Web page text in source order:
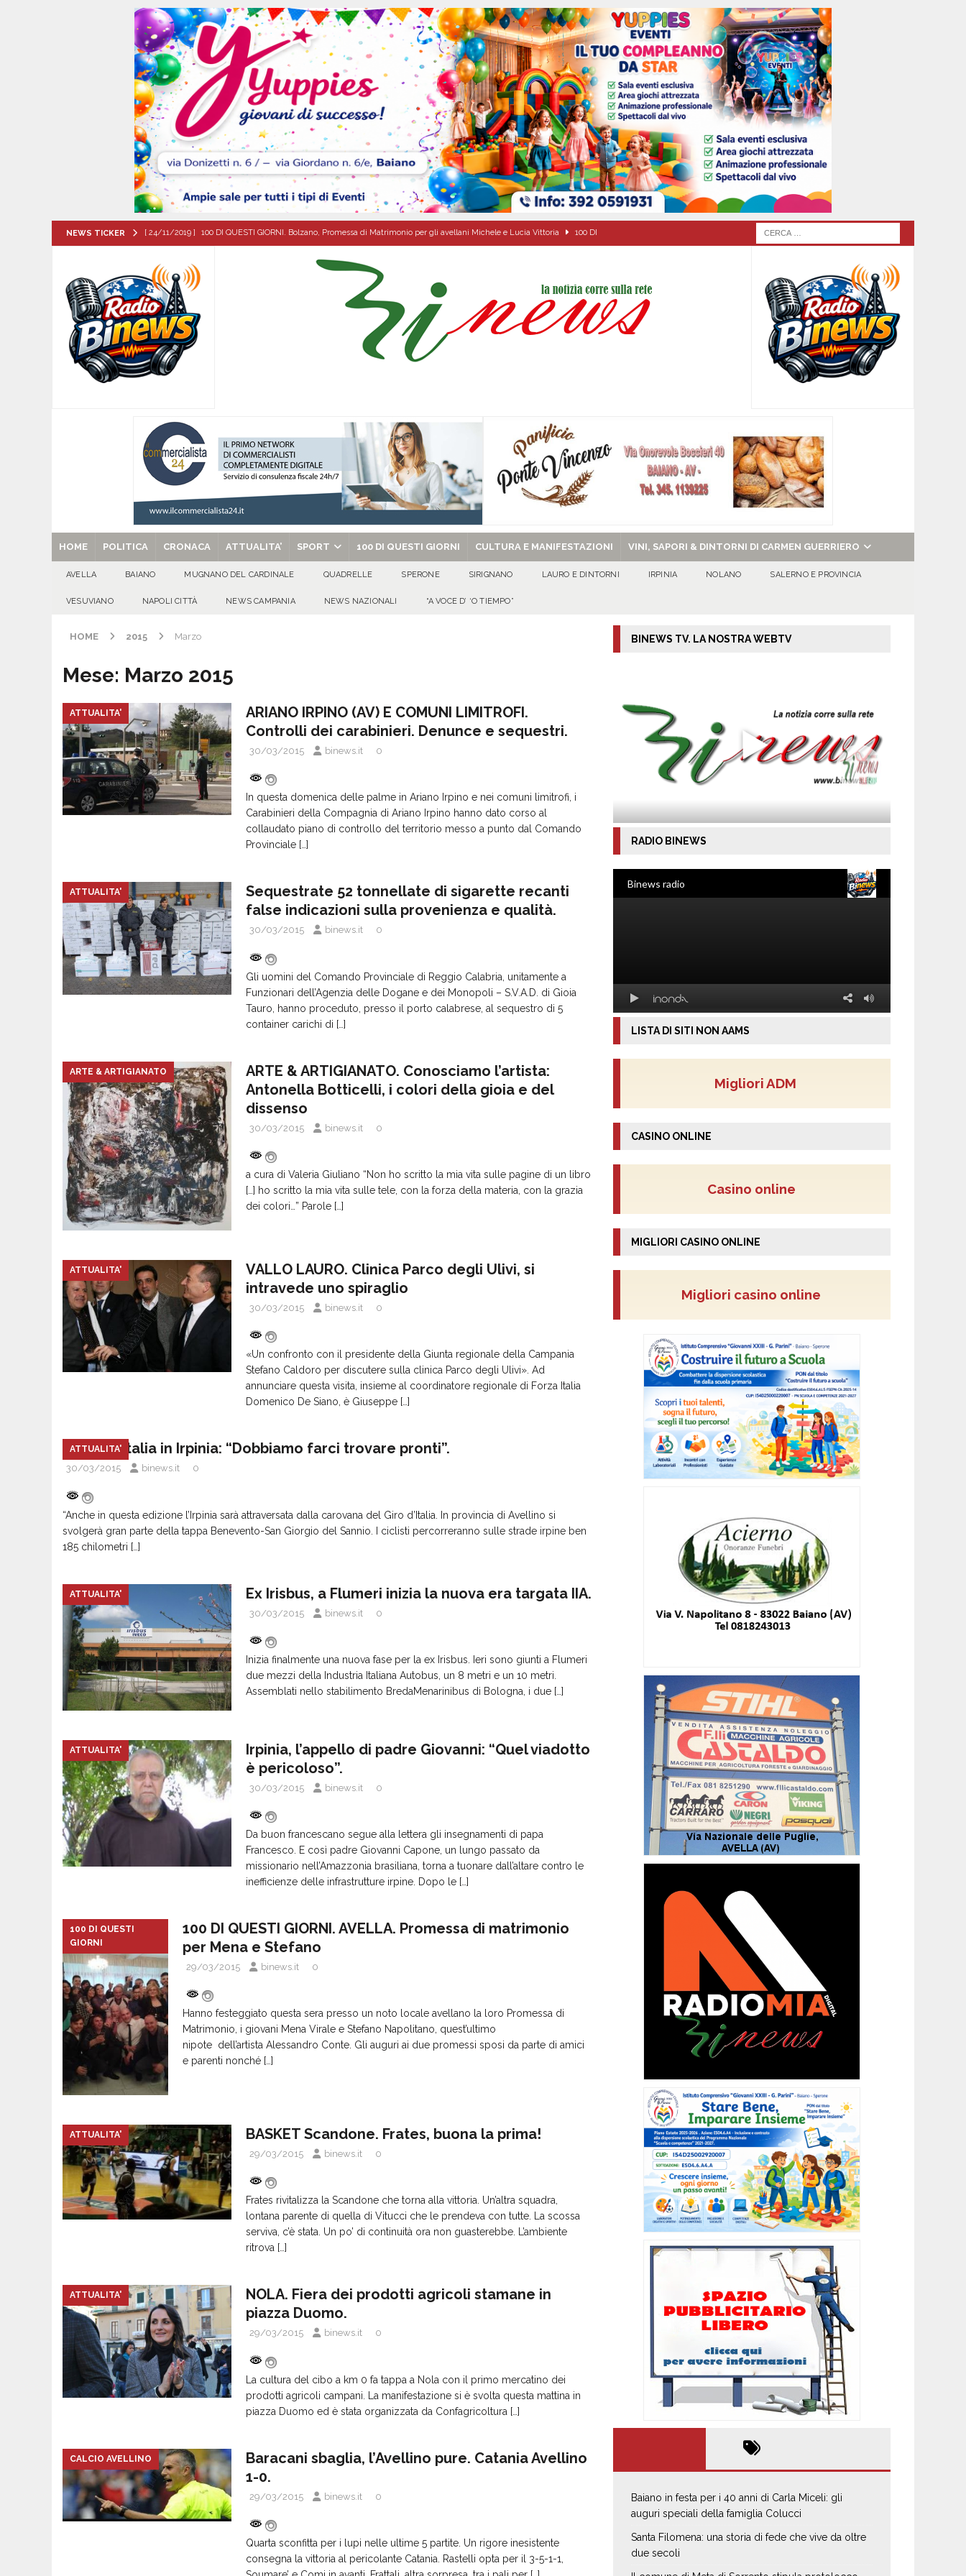
NEWS TICKER [ 24/11/2019 ] 100 DI QUESTI GIORNI. Bolzano, Promessa di Matrimonio per gli avellani Michele e Lucia Vittoria 100 DI
[ 07/08/2026 ] Baiano in festa per i 40 anni di Carla Miceli: gli auguri speciali della famiglia Colucci
[ 07/08/2026 ] Santa Filomena: una storia di fede che vive da oltre due secoli ATTUALITA'
[ 06/08/2026 ] Il comune di Meta di Sorrento stipula protolocco d’intesa con la guardia Agroforestale Italiana SALERNO
CITTA'
[ 06/08/2026 ]
[ 29/08/2025 ] SANT’Oggi. Venerdì 29 agosto la chiesa celebra il Martirio di san Giovanni Battista e santa Sabina
HOME POLITICA CRONACA ATTUALITA’ SPORT 100 DI QUESTI GIORNI CULTURA E MANIFESTAZIONI VINI, SAPORI & DINTORNI DI CARMEN GUERRIERO
AVELLA BAIANO MUGNANO DEL CARDINALE QUADRELLE SPERONE SIRIGNANO LAURO E DINTORNI IRPINIA NOLANO SALERNO E PROVINCIA
VESUVIANO NAPOLI CITTÀ NEWS CAMPANIA NEWS NAZIONALI “A VOCE D’ ‘O TIEMPO”
HOME 2015 Marzo
Mese: Marzo 2015
ATTUALITA'
ARIANO IRPINO (AV) E COMUNI LIMITROFI.
Controlli dei carabinieri. Denunce e sequestri.
30/03/2015 binews.it 0
In questa domenica delle palme in Ariano Irpino e nei comuni limitrofi, i
Carabinieri della Compagnia di Ariano Irpino hanno dato corso al
collaudato piano di controllo del territorio messo a punto dal Comando
Provinciale […]
ATTUALITA'
Sequestrate 52 tonnellate di sigarette recanti
false indicazioni sulla provenienza e qualità.
30/03/2015 binews.it 0
Gli uomini del Comando Provinciale di Reggio Calabria, unitamente a
Funzionari dell’Agenzia delle Dogane e dei Monopoli – S.V.A.D. di Gioia
Tauro, hanno proceduto, presso il porto calabrese, al sequestro di 5
container carichi di […]
ARTE & ARTIGIANATO
ARTE & ARTIGIANATO. Conosciamo l’artista:
Antonella Botticelli, i colori della gioia e del
dissenso
30/03/2015 binews.it 0
a cura di Valeria Giuliano “Non ho scritto la mia vita sulle pagine di un libro
[…] ho scritto la mia vita sulle tele, con la forza della materia, con la grazia
dei colori…” Parole […]
ATTUALITA'
VALLO LAURO. Clinica Parco degli Ulivi, si
intravede uno spiraglio
30/03/2015 binews.it 0
«Un confronto con il presidente della Giunta regionale della Campania
Stefano Caldoro per discutere sulla clinica Parco degli Ulivi». Ad
annunciare questa visita, insieme al coordinatore regionale di Forza Italia
Domenico De Siano, è Giuseppe […]
ATTUALITA'
Giro d’Italia in Irpinia: “Dobbiamo farci trovare pronti”.
30/03/2015 binews.it 0
“Anche in questa edizione l’Irpinia sarà attraversata dalla carovana del Giro d’Italia. In provincia di Avellino si
svolgerà gran parte della tappa Benevento-San Giorgio del Sannio. I ciclisti percorreranno sulle strade irpine ben
185 chilometri […]
ATTUALITA' Ex Irisbus, a Flumeri inizia la nuova era targata IIA.
30/03/2015 binews.it 0
Inizia finalmente una nuova fase per la ex Irisbus. Ieri sono giunti a Flumeri
due mezzi della Industria Italiana Autobus, un 8 metri e un 10 metri.
Assemblati nello stabilimento BredaMenarinibus di Bologna, i due […]
ATTUALITA'
Irpinia, l’appello di padre Giovanni: “Quel viadotto
è pericoloso”.
30/03/2015 binews.it 0
Da buon francescano segue alla lettera gli insegnamenti di papa
Francesco. E così padre Giovanni Capone, un lungo passato da
missionario nell’Amazzonia brasiliana, torna a tuonare dall’altare contro le
inefficienze delle infrastrutture irpine. Dopo le […]
100 DI QUESTI
GIORNI
100 DI QUESTI GIORNI. AVELLA. Promessa di matrimonio
per Mena e Stefano
29/03/2015 binews.it 0
Hanno festeggiato questa sera presso un noto locale avellano la loro Promessa di
Matrimonio, i giovani Mena Virale e Stefano Napolitano, quest’ultimo
nipote dell’artista Alessandro Conte. Gli auguri ai due promessi sposi da parte di amici
e parenti nonché […]
ATTUALITA' BASKET Scandone. Frates, buona la prima!
29/03/2015 binews.it 0
Frates rivitalizza la Scandone che torna alla vittoria. Un’altra squadra,
lontana parente di quella di Vitucci che le prendeva con tutte. La scossa
serviva, c’è stata. Un po’ di continuità ora non guasterebbe. L’ambiente
ritrova […]
ATTUALITA'
NOLA. Fiera dei prodotti agricoli stamane in
piazza Duomo.
29/03/2015 binews.it 0
La cultura del cibo a km 0 fa tappa a Nola con il primo mercatino dei
prodotti agricoli campani. La manifestazione si è svolta questa mattina in
piazza Duomo ed è stata organizzata da Confagricoltura […]
CALCIO AVELLINO
Baracani sbaglia, l’Avellino pure. Catania Avellino
1-0.
29/03/2015 binews.it 0
Quarta sconfitta per i lupi nelle ultime 5 partite. Un rigore inesistente
consegna la vittoria al pericolante Catania. Rastelli opta per il 3-5-1-1,
BINEWS TV. LA NOSTRA WEBTV
RADIO BINEWS
LISTA DI SITI NON AAMS
Migliori ADM
CASINO ONLINE
Casino online
MIGLIORI CASINO ONLINE
Migliori casino online
Baiano in festa per i 40 anni di Carla Miceli: gli
auguri speciali della famiglia Colucci
Santa Filomena: una storia di fede che vive da oltre
due secoli